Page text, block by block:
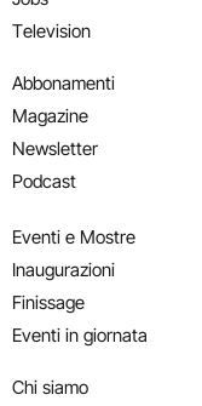
Television
Abbonamenti
Magazine
Newsletter
Podcast
Eventi e Mostre
Inaugurazioni
Finissage
Eventi in giornata
Chi siamo